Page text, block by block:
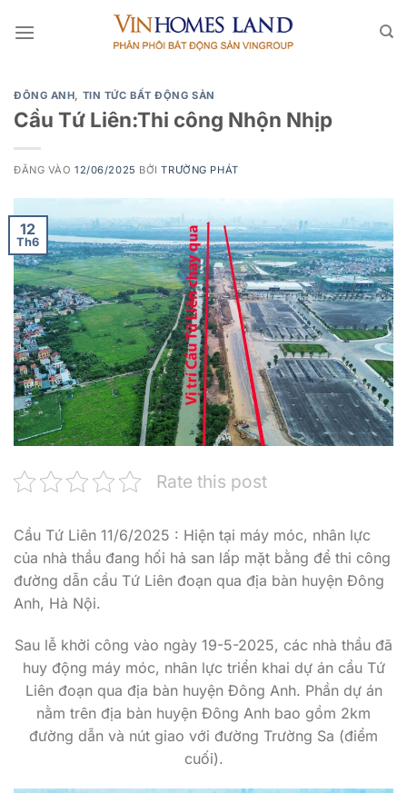
qua
ĐÔNG ANH, TIN TỨC BẤT ĐỘNG SẢN
Cầu Tứ Liên:Thi công Nhộn Nhịp
ĐĂNG VÀO12/06/2025 BỞITRƯỜNG PHÁT
12
Th6
Rate this post
Cầu Tứ Liên 11/6/2025 : Hiện tại máy móc, nhân lực
của nhà thầu đang hối hả san lấp mặt bằng để thi công
đường dẫn cầu Tứ Liên đoạn qua địa bàn huyện Đông
Anh, Hà Nội.
Sau lễ khởi công vào ngày 19-5-2025, các nhà thầu đã
huy động máy móc, nhân lực triển khai dự án cầu Tứ
Liên đoạn qua địa bàn huyện Đông Anh. Phần dự án
nằm trên địa bàn huyện Đông Anh bao gồm 2km
đường dẫn và nút giao với đường Trường Sa (điểm
cuối).